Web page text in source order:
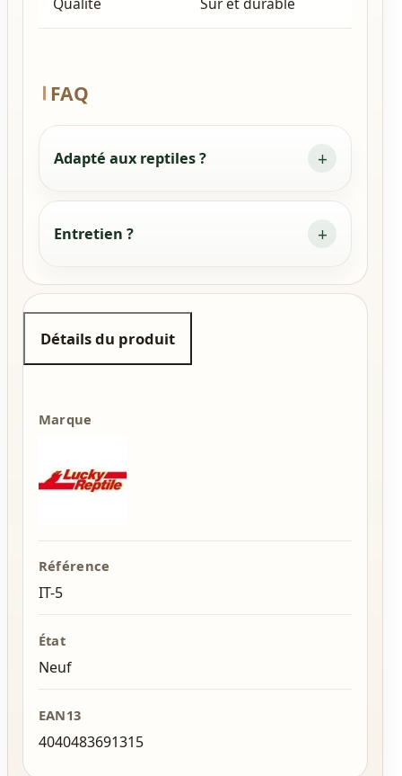
FAQ
Adapté aux reptiles ?
Entretien ?
Détails du produit
Marque
Référence
IT-5
État
Neuf
EAN13
4040483691315